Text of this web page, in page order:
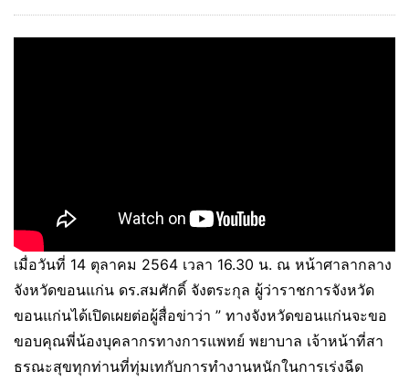
เมื่อวันที่ 14 ตุลาคม 2564 เวลา 16.30 น. ณ หน้าศาลากลาง
จังหวัดขอนแก่น ดร.สมศักดิ์ จังตระกุล ผู้ว่าราชการจังหวัด
ขอนแก่นได้เปิดเผยต่อผู้สื่อข่าว่า ” ทางจังหวัดขอนแก่นจะขอ
ขอบคุณพี่น้องบุคลากรทางการแพทย์ พยาบาล เจ้าหน้าที่สา
ธรณะสุขทุกท่านที่ทุ่มเทกับการทำงานหนักในการเร่งฉีด